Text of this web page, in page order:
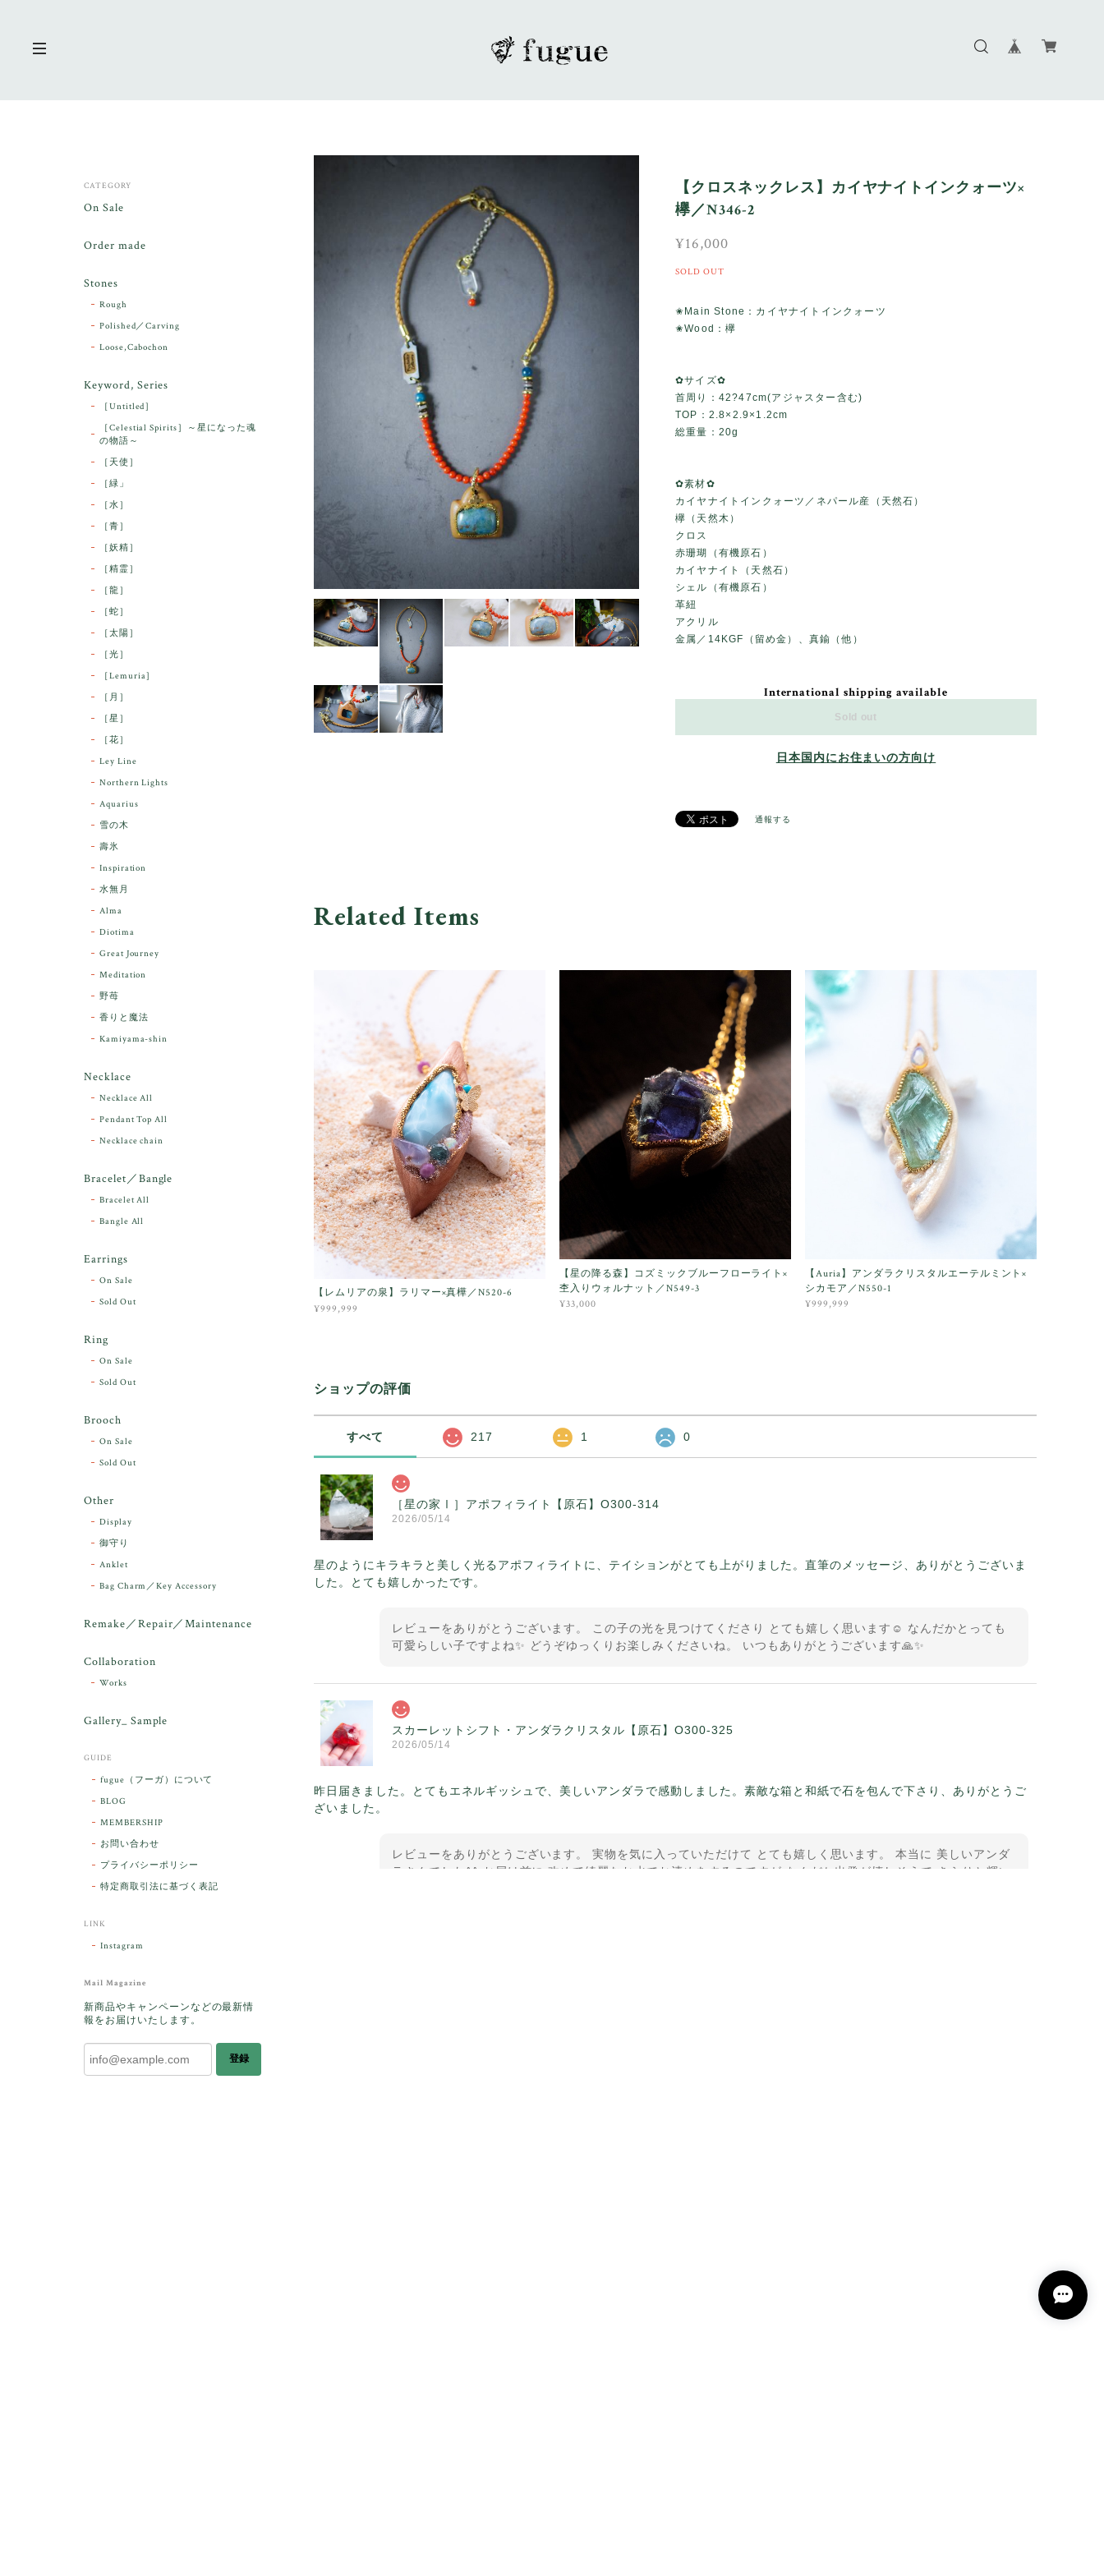
【クロスネックレス】カイヤナイトインクォーツ×
欅／N346-2
¥16,000
SOLD OUT
✬Main Stone：カイヤナイトインクォーツ
✬Wood：欅
✿サイズ✿
首周り：42?47cm(アジャスター含む)
TOP：2.8×2.9×1.2cm
総重量：20g
✿素材✿
カイヤナイトインクォーツ／ネパール産（天然石）
欅（天然木）
クロス
赤珊瑚（有機原石）
カイヤナイト（天然石）
シェル（有機原石）
革紐
アクリル
金属／14KGF（留め金）、真鍮（他）
International shipping available
Sold out
日本国内にお住まいの方向け
通報する
Related Items
【レムリアの泉】ラリマー×真樺／N520-6
¥999,999
【星の降る森】コズミックブルーフローライト×
杢入りウォルナット／N549-3
¥33,000
【Auria】アンダラクリスタルエーテルミント×
シカモア／N550-1
¥999,999
ショップの評価
すべて 217 1 0
［星の家Ⅰ］アポフィライト【原石】O300-314
2026/05/14
星のようにキラキラと美しく光るアポフィライトに、テイションがとても上がりました。直筆のメッセージ、ありがとうございま
した。とても嬉しかったです。
レビューをありがとうございます。 この子の光を見つけてくださり とても嬉しく思います☺️ なんだかとっても
可愛らしい子ですよね✨ どうぞゆっくりお楽しみくださいね。 いつもありがとうございます🙏✨
スカーレットシフト・アンダラクリスタル【原石】O300-325
2026/05/14
昨日届きました。とてもエネルギッシュで、美しいアンダラで感動しました。素敵な箱と和紙で石を包んで下さり、ありがとうご
ざいました。
レビューをありがとうございます。 実物を気に入っていただけて とても嬉しく思います。 本当に 美しいアンダ
ラさんでした^^ お届け前に 改めて綺麗なお水でお清めをするのですが なんだか出発が嬉しそうで きらりと輝い
CATEGORY
On Sale
Order made
Stones
Rough
Polished／Carving
Loose,Cabochon
Keyword, Series
［Untitled］
［Celestial Spirits］～星になった魂
の物語～
［天使］
［緑」
［水］
［青］
［妖精］
［精霊］
［龍］
［蛇］
［太陽］
［光］
［Lemuria］
［月］
［星］
［花］
Ley Line
Northern Lights
Aquarius
雪の木
壽氷
Inspiration
水無月
Alma
Diotima
Great Journey
Meditation
野苺
香りと魔法
Kamiyama-shin
Necklace
Necklace All
Pendant Top All
Necklace chain
Bracelet／Bangle
Bracelet All
Bangle All
Earrings
On Sale
Sold Out
Ring
On Sale
Sold Out
Brooch
On Sale
Sold Out
Other
Display
御守り
Anklet
Bag Charm／Key Accessory
Remake／Repair／Maintenance
Collaboration
Works
Gallery_ Sample
GUIDE
fugue（フーガ）について
BLOG
MEMBERSHIP
お問い合わせ
プライバシーポリシー
特定商取引法に基づく表記
LINK
Instagram
Mail Magazine
新商品やキャンペーンなどの最新情
報をお届けいたします。
登録